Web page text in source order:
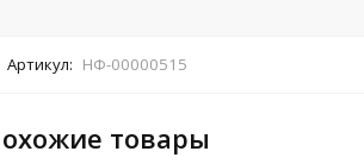
Артикул: НФ-00000515
товары